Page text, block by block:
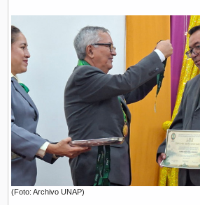
(Foto: Archivo UNAP)